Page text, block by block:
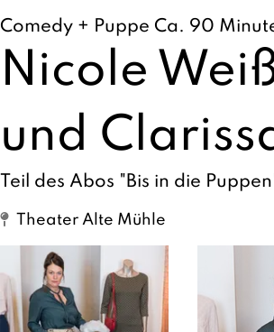
Comedy + Puppe Ca. 90
Nicole
und
Teil des Abos "Bis in die
Theater Alte Mühle